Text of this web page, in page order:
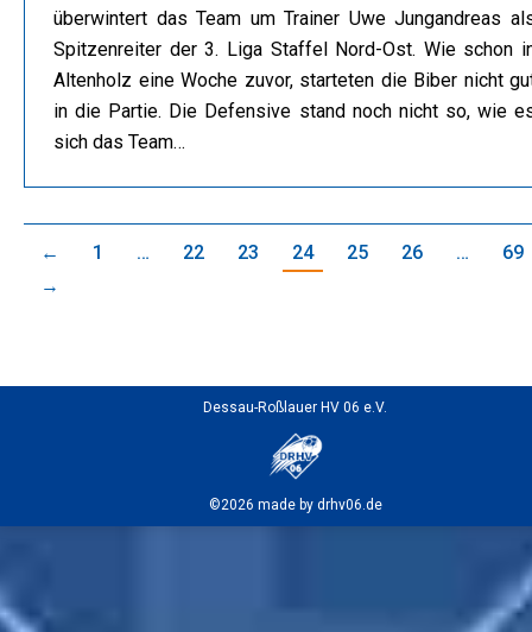
überwintert das Team um Trainer Uwe Jungandreas
Spitzenreiter der 3. Liga Staffel Nord-Ost. Wie schon
Altenholz eine Woche zuvor, starteten die Biber nicht
in die Partie. Die Defensive stand noch nicht so, wie
sich das Team…
← 1 … 22 23 24 25 26 …
69
→
Dessau-Roßlauer HV 06 e.V.
©2026 made by drhv06.de